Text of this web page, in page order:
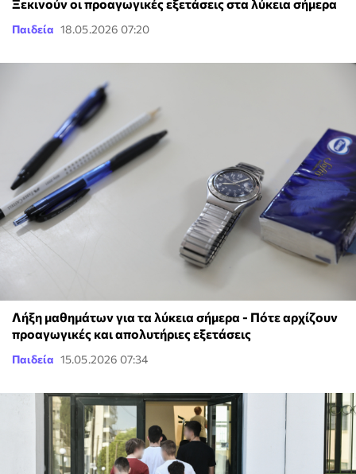
Ξεκινούν οι προαγωγικές εξετάσεις στα λύκεια σήμερα
Παιδεία 18.05.2026 07:20
Λήξη μαθημάτων για τα λύκεια σήμερα - Πότε αρχίζουν
προαγωγικές και απολυτήριες εξετάσεις
Παιδεία 15.05.2026 07:34